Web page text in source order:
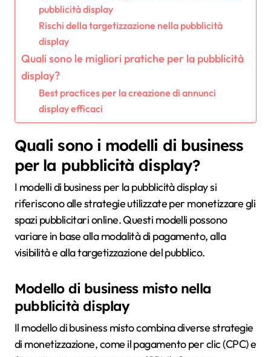
pubblicità display
Rischi della targetizzazione nella pubblicità
display
Quali sono le migliori pratiche per la pubblicità
display?
Best practices per la creazione di annunci
display efficaci
Quali sono i modelli di business
per la pubblicità display?
I modelli di business per la pubblicità display si
riferiscono alle strategie utilizzate per monetizzare gli
spazi pubblicitari online. Questi modelli possono
variare in base alla modalità di pagamento, alla
visibilità e alla targetizzazione del pubblico.
Modello di business misto nella
pubblicità display
Il modello di business misto combina diverse strategie
di monetizzazione, come il pagamento per clic (CPC) e